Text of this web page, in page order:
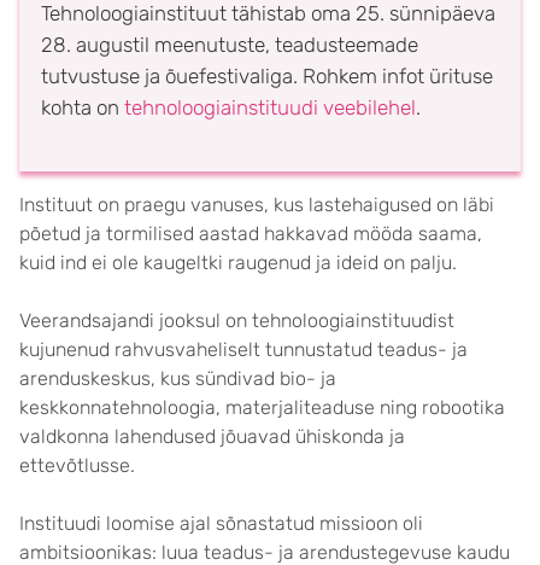
Tehnoloogiainstituut tähistab oma 25. sünnipäeva
28. augustil meenutuste, teadusteemade
tutvustuse ja õuefestivaliga. Rohkem infot ürituse
kohta on tehnoloogiainstituudi veebilehel.
Instituut on praegu vanuses, kus laste­haigused on läbi
põetud ja tormilised aastad hakkavad mööda saama,
kuid ind ei ole kaugeltki raugenud ja ideid on palju.
Veerandsajandi jooksul on tehno­loogiainstituudist
kujunenud rahvus­vaheliselt tunnustatud teadus- ja
arenduskeskus, kus sündivad bio- ja
keskkonnatehnoloogia, materjaliteaduse ning robootika
valdkonna lahendused jõuavad ühiskonda ja
ettevõtlusse.
Instituudi loomise ajal sõnastatud missioon oli
ambitsioonikas: luua teadus- ja arendustegevuse kaudu